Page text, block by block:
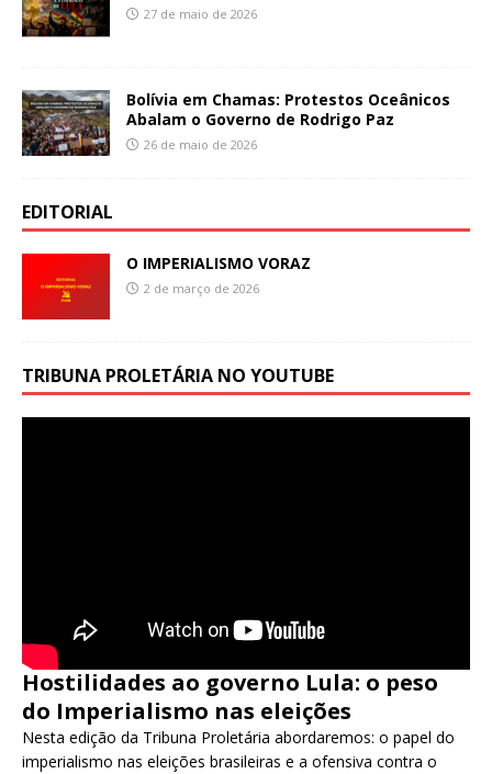
27 de maio de 2026
Bolívia em Chamas: Protestos Oceânicos
Abalam o Governo de Rodrigo Paz
26 de maio de 2026
EDITORIAL
O IMPERIALISMO VORAZ
2 de março de 2026
TRIBUNA PROLETÁRIA NO YOUTUBE
Hostilidades ao governo Lula: o peso
do Imperialismo nas eleições
Nesta edição da Tribuna Proletária abordaremos: o papel do
imperialismo nas eleições brasileiras e a ofensiva contra o